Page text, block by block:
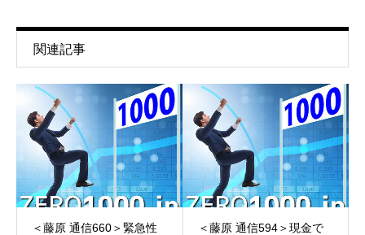
関連記事
＜藤原 通信660＞緊急性
＜藤原 通信594＞現金で